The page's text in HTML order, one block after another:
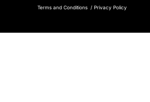
Terms and Conditions / Privacy Policy